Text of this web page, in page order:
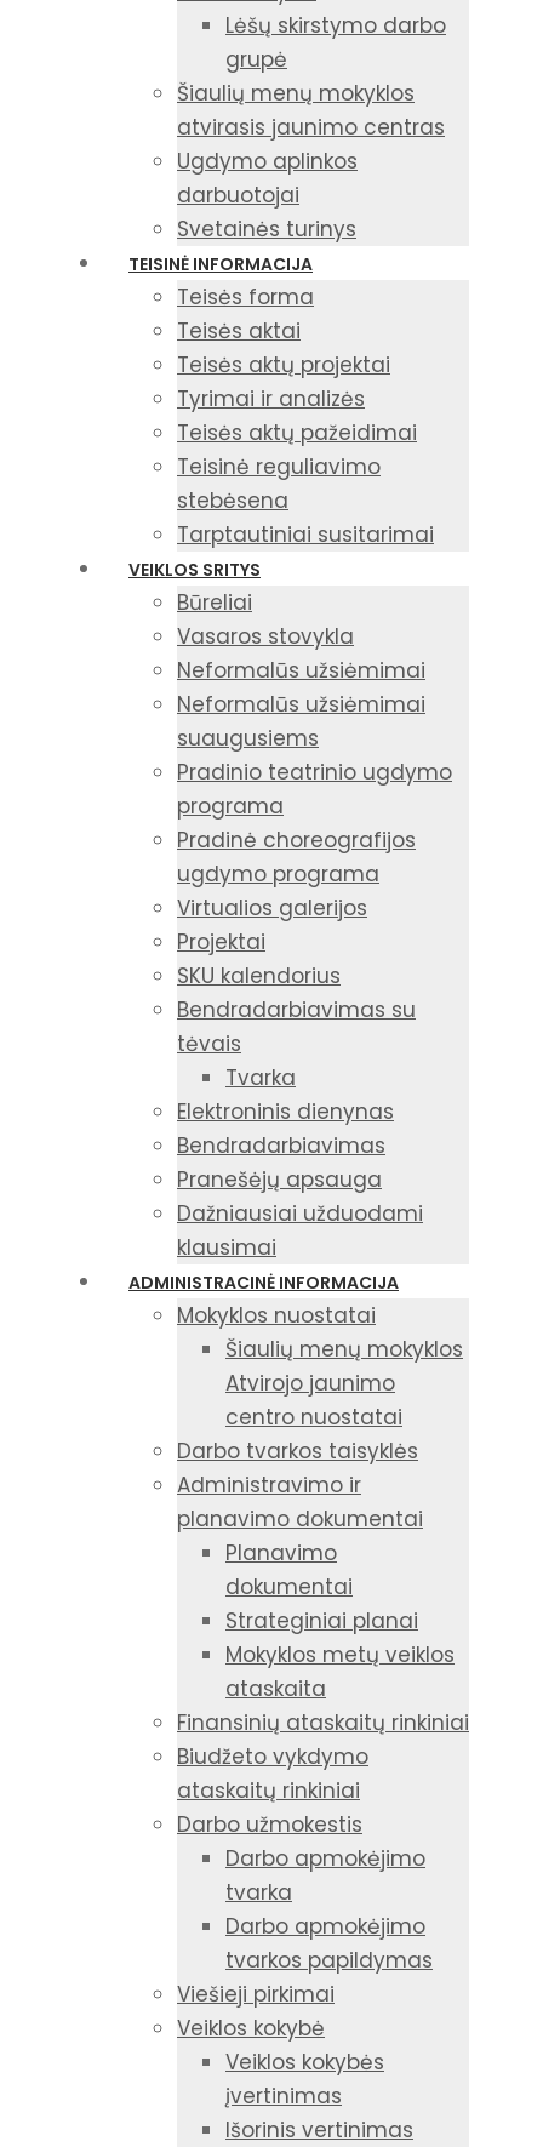
Lėšų skirstymo darbo
grupė
Šiaulių menų mokyklos
atvirasis jaunimo centras
Ugdymo aplinkos
darbuotojai
Svetainės turinys
TEISINĖ INFORMACIJA
Teisės forma
Teisės aktai
Teisės aktų projektai
Tyrimai ir analizės
Teisės aktų pažeidimai
Teisinė reguliavimo
stebėsena
Tarptautiniai susitarimai
VEIKLOS SRITYS
Būreliai
Vasaros stovykla
Neformalūs užsiėmimai
Neformalūs užsiėmimai
suaugusiems
Pradinio teatrinio ugdymo
programa
Pradinė choreografijos
ugdymo programa
Virtualios galerijos
Projektai
SKU kalendorius
Bendradarbiavimas su
tėvais
Tvarka
Elektroninis dienynas
Bendradarbiavimas
Pranešėjų apsauga
Dažniausiai užduodami
klausimai
ADMINISTRACINĖ INFORMACIJA
Mokyklos nuostatai
Šiaulių menų mokyklos
Atvirojo jaunimo
centro nuostatai
Darbo tvarkos taisyklės
Administravimo ir
planavimo dokumentai
Planavimo
dokumentai
Strateginiai planai
Mokyklos metų veiklos
ataskaita
Finansinių ataskaitų rinkiniai
Biudžeto vykdymo
ataskaitų rinkiniai
Darbo užmokestis
Darbo apmokėjimo
tvarka
Darbo apmokėjimo
tvarkos papildymas
Viešieji pirkimai
Veiklos kokybė
Veiklos kokybės
įvertinimas
Išorinis vertinimas